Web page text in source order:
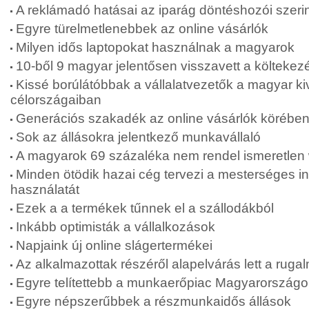
A reklámadó hatásai az iparág döntéshozói
Egyre türelmetlenebbek az online vásárlók
Milyen idős laptopokat használnak a magyarok
10-ből 9 magyar jelentősen visszavett a
Kissé borúlátóbbak a vállalatvezetők a magyar
célországaiban
Generációs szakadék az online vásárlók körében
Sok az állásokra jelentkező munkavállaló
A magyarok 69 százaléka nem rendel
Minden ötödik hazai cég tervezi a mesterséges
használatát
Ezek a a termékek tűnnek el a szállodákból
Inkább optimisták a vállalkozások
Napjaink új online slágertermékei
Az alkalmazottak részéről alapelvárás lett a
Egyre telítettebb a munkaerőpiac
Egyre népszerűbbek a részmunkaidős állások